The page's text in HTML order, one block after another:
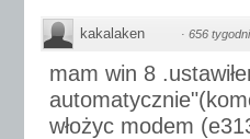
kakalaken · 656
mam win 8
włożyc modem